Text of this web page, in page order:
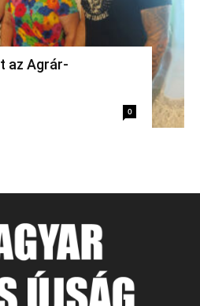
az Agrár-
0